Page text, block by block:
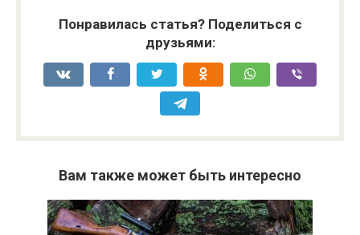
Понравилась статья? Поделиться с
друзьями:
Вам также может быть интересно